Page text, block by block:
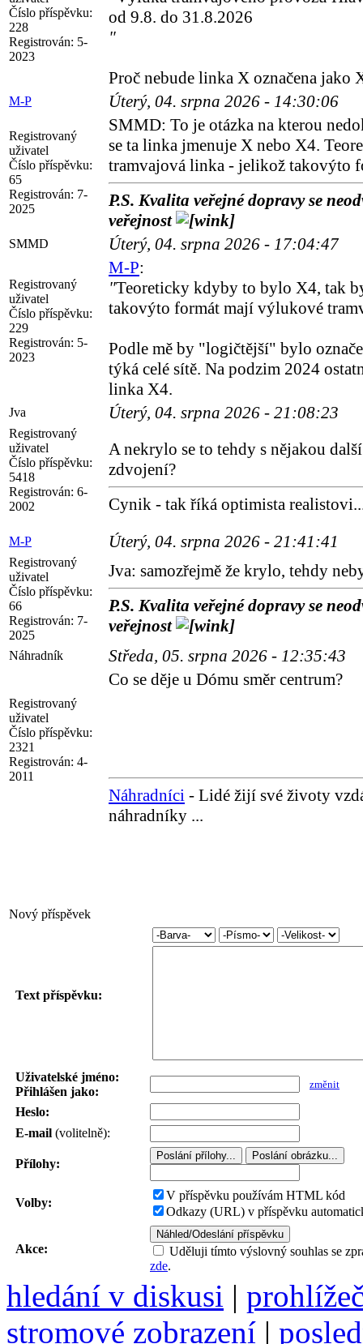
Číslo příspěvku:
228
Registrován: 5-
2023
od 9.8. do 31.8.2026
"
Proč nebude linka X označena jako
M-P Úterý, 04. srpna 2026 - 14:30:06
Registrovaný
uživatel
Číslo příspěvku:
65
Registrován: 7-
2025
SMMD: To je otázka na kterou
se ta linka jmenuje X nebo X4.
tramvajová linka - jelikož takovýto
P.S. Kvalita veřejné dopravy se
veřejnost
SMMD Úterý, 04. srpna 2026 - 17:04:47
Registrovaný
uživatel
Číslo příspěvku:
229
Registrován: 5-
2023
M-P:
"Teoreticky kdyby to bylo X4, tak
takovýto formát mají výlukové
Podle mě by "logičtější" bylo
týká celé sítě. Na podzim 2024
linka X4.
Jva Úterý, 04. srpna 2026 - 21:08:23
Registrovaný
uživatel
Číslo příspěvku:
5418
Registrován: 6-
2002
A nekrylo se to tehdy s nějakou
zdvojení?
Cynik - tak říká optimista
M-P Úterý, 04. srpna 2026 - 21:41:41
Registrovaný
uživatel
Číslo příspěvku:
66
Registrován: 7-
2025
Jva: samozřejmě že krylo, tehdy
P.S. Kvalita veřejné dopravy se
veřejnost
Náhradník Středa, 05. srpna 2026 - 12:35:43
Registrovaný
uživatel
Číslo příspěvku:
2321
Registrován: 4-
2011
Co se děje u Dómu směr centrum?
Náhradníci - Lidé žijí své životy
náhradníky ...
Nový příspěvek
Text příspěvku:
Uživatelské jméno:
Přihlášen jako:
změnit
Heslo:
E-mail (volitelně):
Přílohy:
Volby:
V příspěvku používám HTML kód
Odkazy (URL) v příspěvku
Akce:
Uděluji tímto výslovný souhlas se
zde.
hledání v diskusi |
stromové zobrazení |